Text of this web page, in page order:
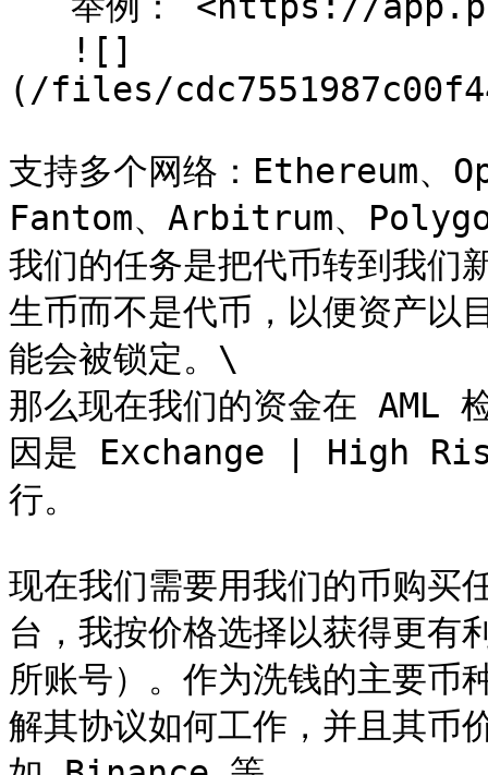
(/files/
支持多个网络：Ethereum、
Fantom、Arbitrum、
我们的任务是把代币转到我们
生币而不是代币，以便资产以
能会被锁定。\
那么现在我们的资金在 AML
因是 Exchange | High
行。
现在我们需要用我们的币购买
台，我按价格选择以获得更有
所账号）。作为洗钱的主要
解其协议如何工作，并且其币